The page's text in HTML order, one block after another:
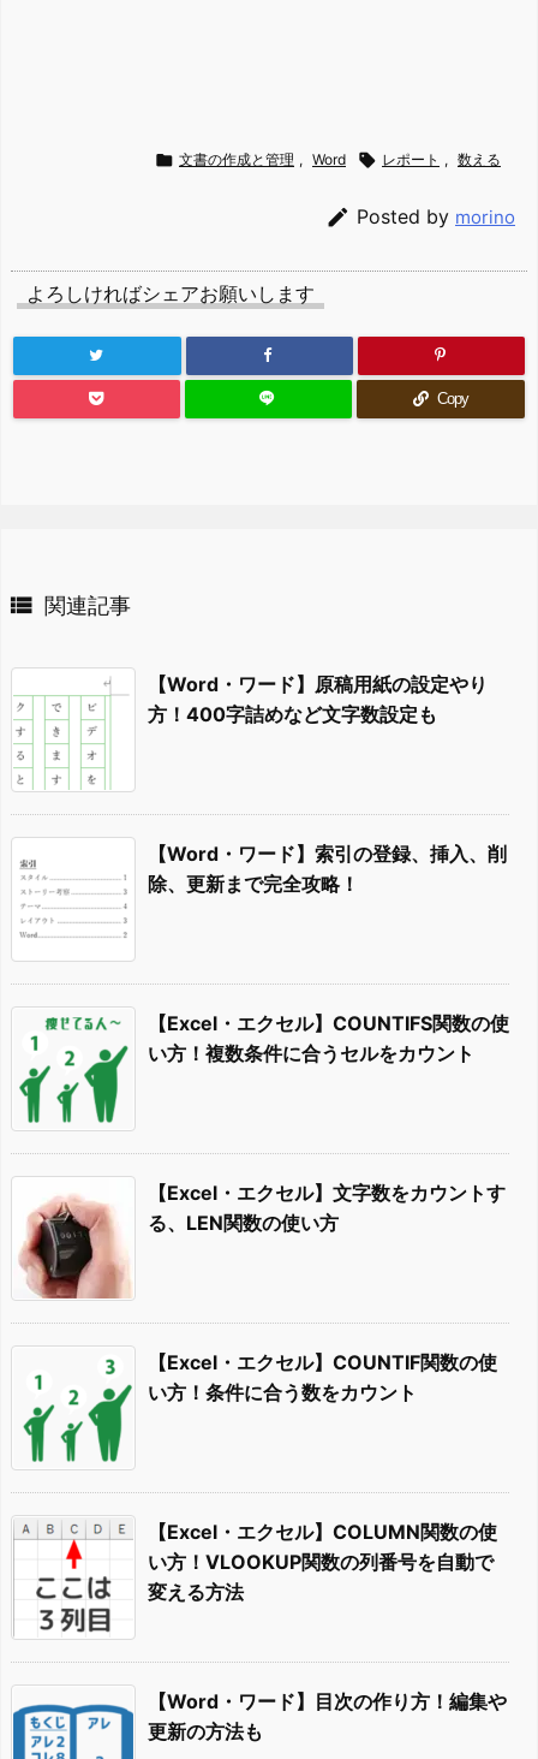
 文書の作成と管理 , Word  レポート , 数える
 Posted by morino
よろしければシェアお願いします
Copy
 関連記事
【Word・ワード】原稿用紙の設定やり
方！400字詰めなど文字数設定も
【Word・ワード】索引の登録、挿入、削
除、更新まで完全攻略！
【Excel・エクセル】COUNTIFS関数の使
い方！複数条件に合うセルをカウント
【Excel・エクセル】文字数をカウントす
る、LEN関数の使い方
【Excel・エクセル】COUNTIF関数の使
い方！条件に合う数をカウント
【Excel・エクセル】COLUMN関数の使
い方！VLOOKUP関数の列番号を自動で
変える方法
【Word・ワード】目次の作り方！編集や
更新の方法も